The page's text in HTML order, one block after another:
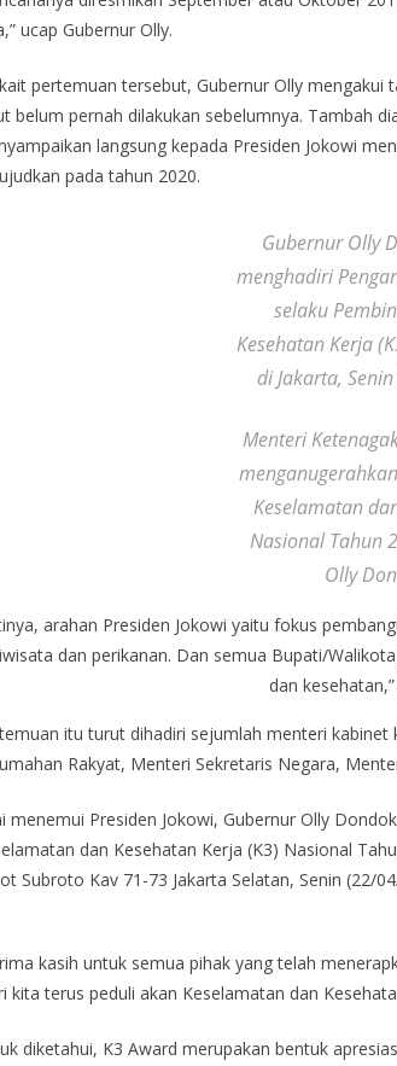
ucap Gubernur Olly.
pertemuan tersebut, Gubernur Olly
belum pernah dilakukan sebelumnya. Tambah
langsung kepada Presiden Jokowi
pada tahun 2020.
Gubernur Olly
menghadiri
selaku
Kesehatan Kerja
di Jakarta,
Menteri
Keselamatan
Nasional Tahun
Olly
arahan Presiden Jokowi yaitu fokus
dan perikanan. Dan semua Bupati/
dan
itu turut dihadiri sejumlah menteri
Rakyat, Menteri Sekretaris Negara,
menemui Presiden Jokowi, Gubernur Olly
dan Kesehatan Kerja (K3) Nasional
Subroto Kav 71-73 Jakarta Selatan, Senin (22/
kasih untuk semua pihak yang telah
kita terus peduli akan Keselamatan dan
diketahui, K3 Award merupakan bentuk